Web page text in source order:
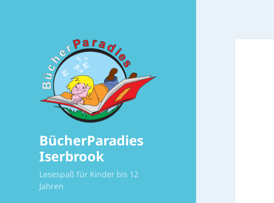
BücherParadies
Iserbrook
Lesespaß für Kinder bis 12
Jahren